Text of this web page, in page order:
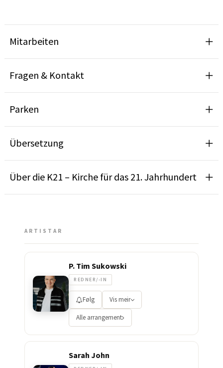
Mitarbeiten
Fragen & Kontakt
Parken
Übersetzung
Über die K21 – Kirche für das 21. Jahrhundert
ARTISTAR
P. Tim Sukowski
REDNER/-IN
Følg Vis meir
Alle arrangement
Sarah John